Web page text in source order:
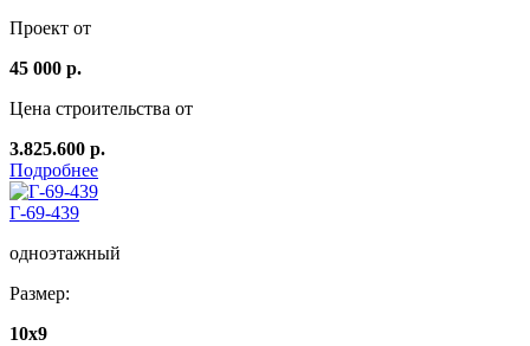
Проект от
45 000 р.
Цена строительства от
3.825.600 р.
Подробнее
Г-69-439
одноэтажный
Размер:
10х9